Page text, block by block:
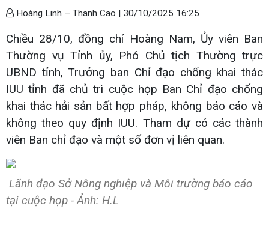
Hoàng Linh – Thanh Cao | 30/10/2025 16:25
Chiều 28/10, đồng chí Hoàng Nam, Ủy viên Ban
Thường vụ Tỉnh ủy, Phó Chủ tịch Thường trực
UBND tỉnh, Trưởng ban Chỉ đạo chống khai thác
IUU tỉnh đã chủ trì cuộc họp Ban Chỉ đạo chống
khai thác hải sản bất hợp pháp, không báo cáo và
không theo quy định IUU. Tham dự có các thành
viên Ban chỉ đạo và một số đơn vị liên quan.
Lãnh đạo Sở Nông nghiệp và Môi trường báo cáo
tại cuộc họp - Ảnh: H.L